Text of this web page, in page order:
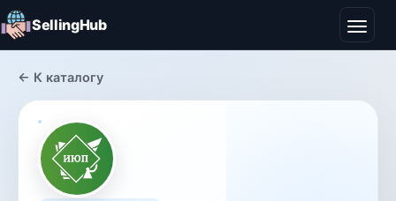
SellingHub
← К каталогу